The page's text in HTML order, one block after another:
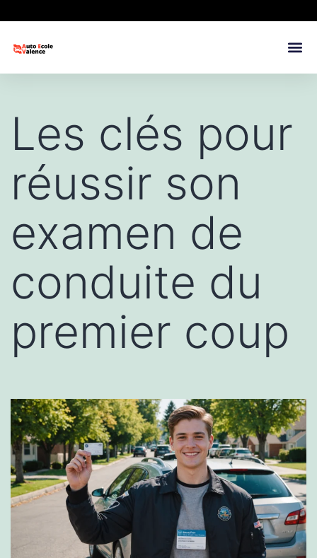
Les clés pour
réussir son
examen de
conduite du
premier coup